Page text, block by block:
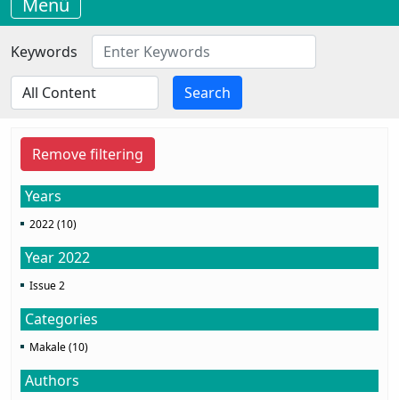
Menü
Keywords
Search
Remove filtering
Years
2022 (10)
Year 2022
Issue 2
Categories
Makale (10)
Authors